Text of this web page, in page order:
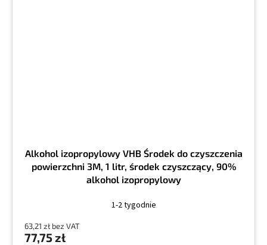
Alkohol izopropylowy VHB Środek do czyszczenia
powierzchni 3M, 1 litr, środek czyszczący, 90%
alkohol izopropylowy
1-2 tygodnie
63,21 zł bez VAT
77,75 zł